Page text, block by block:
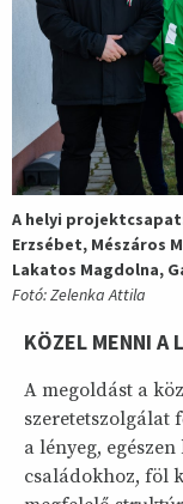
A helyi
Erzsébet, Mészáros
Lakatos Magdolna,
Fotó: Zelenka Attila
KÖZEL MENNI A
A megoldást a
szeretetszolgálat
a lényeg,
családokhoz, föl